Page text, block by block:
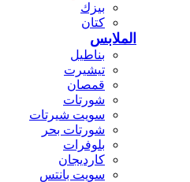
بيزك
كتان
الملابس
بناطيل
تيشيرت
قمصان
شورتات
سويت شيرتات
شورتات بحر
بلوفرات
كارديجان
سويت بانتس